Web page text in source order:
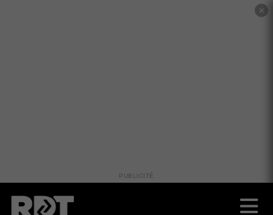
✕
PUBLICITÉ